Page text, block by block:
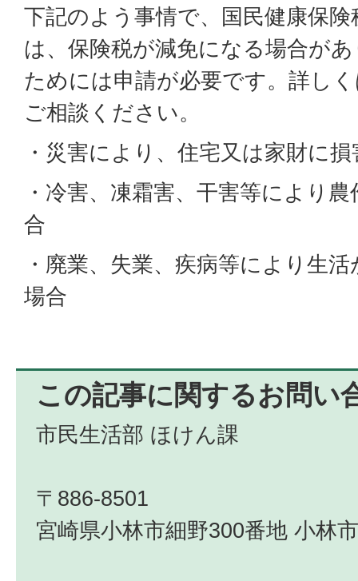
下記のよう事情で、国民健康保
は、保険税が減免になる場合が
ためには申請が必要です。詳し
ご相談ください。
・災害により、住宅又は家財に
・冷害、凍霜害、干害等により
合
・廃業、失業、疾病等により生
場合
この記事に関するお問い
市民生活部 ほけん課
〒886-8501
宮崎県小林市細野300番地 小林